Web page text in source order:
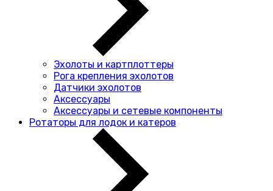
Эхолоты и картплоттеры
Рога крепления эхолотов
Датчики эхолотов
Аксессуары
Аксессуары и сетевые компоненты
Ротаторы для лодок и катеров